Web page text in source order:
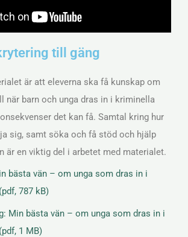
till gäng
är att eleverna ska få kunskap om
när barn och unga dras in i kriminella
det kan få. Samtal kring hur
sig, samt söka och få stöd och hjälp
är en viktig del i arbetet med materialet.
bästa vän – om unga som dras in i
787 kB)
Min bästa vän – om unga som dras in i
1 MB)